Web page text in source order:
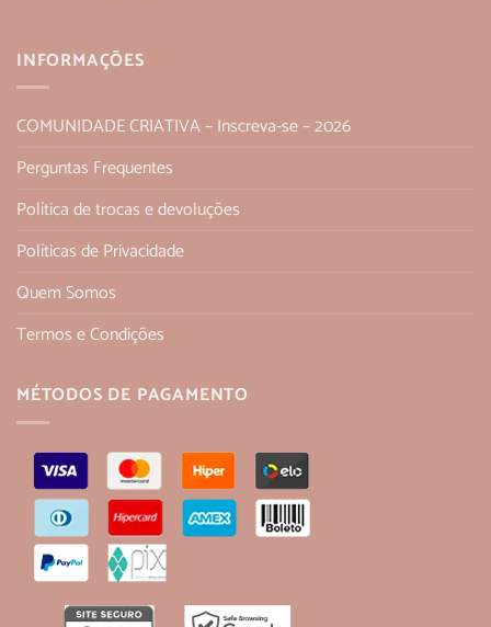
INFORMAÇÕES
COMUNIDADE CRIATIVA – Inscreva-se – 2026
Perguntas Frequentes
Política de trocas e devoluções
Políticas de Privacidade
Quem Somos
Termos e Condições
MÉTODOS DE PAGAMENTO